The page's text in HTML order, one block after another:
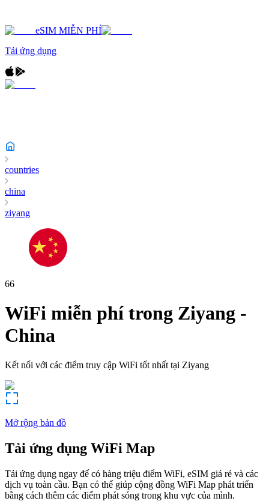
eSIM MIỄN PHÍ
Tải ứng dụng
countries
china
ziyang
66
WiFi miễn phí trong Ziyang -
China
Kết nối với các điểm truy cập WiFi tốt nhất tại Ziyang
Mở rộng bản đồ
Tải ứng dụng WiFi Map
Tải ứng dụng ngay để có hàng triệu điểm WiFi, eSIM giá rẻ và các
dịch vụ toàn cầu. Bạn có thể giúp cộng đồng WiFi Map phát triển
bằng cách thêm các điểm phát sóng trong khu vực của mình.